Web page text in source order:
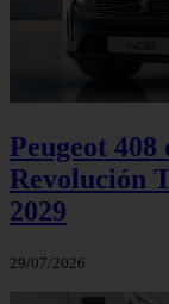
Peugeot 408
Revolución
2029
29/07/2026